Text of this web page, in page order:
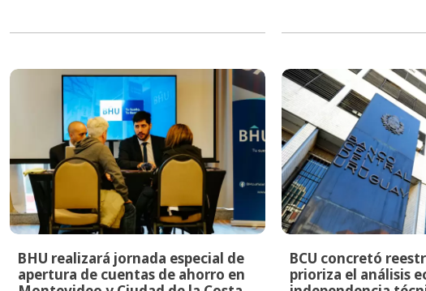
BHU realizará jornada especial de
apertura de cuentas de ahorro en
BCU concretó
prioriza el análisis